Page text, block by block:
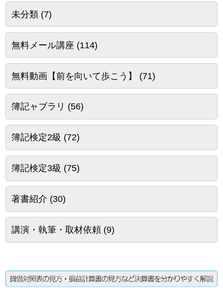
未分類(7)
無料メール講座 (114)
無料動画【前を向いて歩こう】 (71)
簿記ャブラリ (56)
簿記検定2級 (72)
簿記検定3級 (75)
著書紹介 (30)
講演・執筆・取材依頼(9)